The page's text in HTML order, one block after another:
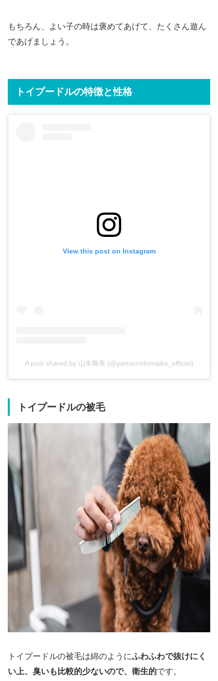
もちろん、よい子の時は褒めてあげて、たくさん遊ん
であげましょう。
トイプードルの特徴と性格
View this post on Instagram
A post shared by 山本舞香 (@yamamotomaika_official)
トイプードルの被毛
トイプードルの被毛は綿のようにふわふわで抜けにく
い上、臭いも比較的少ないので、衛生的です。